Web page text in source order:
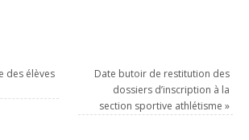
des élèves
Date butoir de restitution des
dossiers d’inscription à la
section sportive athlétisme »